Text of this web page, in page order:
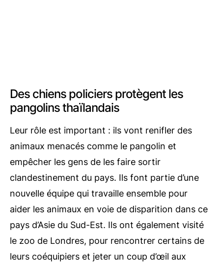
Des chiens policiers protègent les
pangolins thaïlandais
Leur rôle est important : ils vont renifler des
animaux menacés comme le pangolin et
empêcher les gens de les faire sortir
clandestinement du pays. Ils font partie d’une
nouvelle équipe qui travaille ensemble pour
aider les animaux en voie de disparition dans ce
pays d’Asie du Sud-Est. Ils ont également visité
le zoo de Londres, pour rencontrer certains de
leurs coéquipiers et jeter un coup d’œil aux